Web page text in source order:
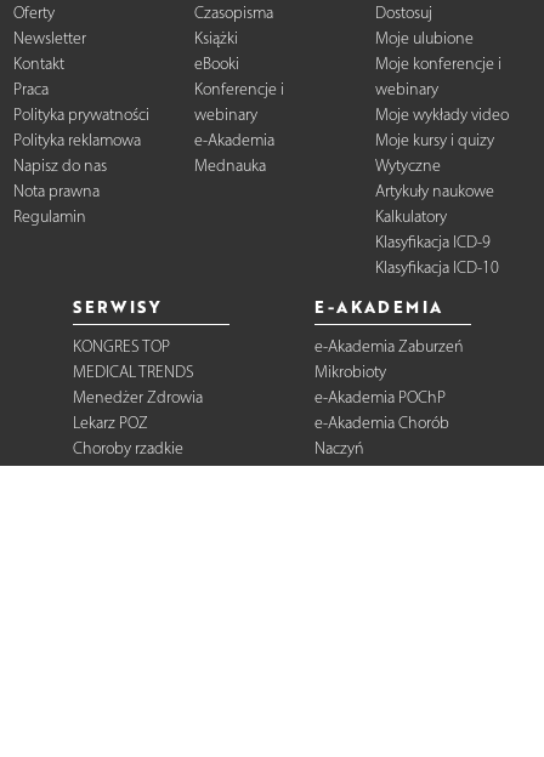
Oferty
Newsletter
Kontakt
Praca
Polityka prywatności
Polityka reklamowa
Napisz do nas
Nota prawna
Regulamin
Czasopisma
Książki
eBooki
Konferencje i
webinary
e-Akademia
Mednauka
Dostosuj
Moje ulubione
Moje konferencje i
webinary
Moje wykłady video
Moje kursy i quizy
Wytyczne
Artykuły naukowe
Kalkulatory
Klasyfikacja ICD-9
Klasyfikacja ICD-10
SERWISY
KONGRES TOP
MEDICAL TRENDS
Menedżer Zdrowia
Lekarz POZ
Choroby rzadkie
E-AKADEMIA
e-Akademia Zaburzeń
Mikrobioty
e-Akademia POChP
e-Akademia Chorób
Naczyń